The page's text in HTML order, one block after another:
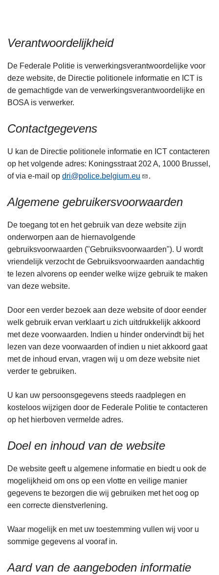
Verantwoordelijkheid
De Federale Politie is verwerkingsverantwoordelijke voor
deze website, de Directie politionele informatie en ICT is
de gemachtigde van de verwerkingsverantwoordelijke en
BOSA is verwerker.
Contactgegevens
U kan de Directie politionele informatie en ICT contacteren
op het volgende adres: Koningsstraat 202 A, 1000 Brussel,
of via e-mail op dri@police.belgium.eu .
Algemene gebruikersvoorwaarden
De toegang tot en het gebruik van deze website zijn
onderworpen aan de hiernavolgende
gebruiksvoorwaarden ("Gebruiksvoorwaarden"). U wordt
vriendelijk verzocht de Gebruiksvoorwaarden aandachtig
te lezen alvorens op eender welke wijze gebruik te maken
van deze website.
Door een verder bezoek aan deze website of door eender
welk gebruik ervan verklaart u zich uitdrukkelijk akkoord
met deze voorwaarden. Indien u hinder ondervindt bij het
lezen van deze voorwaarden of indien u niet akkoord gaat
met de inhoud ervan, vragen wij u om deze website niet
verder te gebruiken.
U kan uw persoonsgegevens steeds raadplegen en
kosteloos wijzigen door de Federale Politie te contacteren
op het hierboven vermelde adres.
Doel en inhoud van de website
De website geeft u algemene informatie en biedt u ook de
mogelijkheid om ons op een vlotte en veilige manier
gegevens te bezorgen die wij gebruiken met het oog op
een correcte dienstverlening.
Waar mogelijk en met uw toestemming vullen wij voor u
sommige gegevens al vooraf in.
Aard van de aangeboden informatie